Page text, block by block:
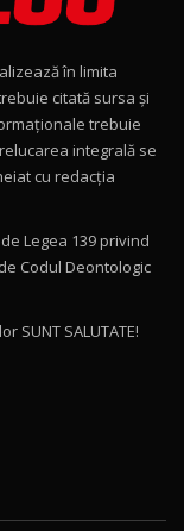
4MATIC+ / Test
AutoBlog.MD
AutoBlog.MD
întoarcă după el
în limita
citată sursa și
trebuie
integrală se
cu redacţia
Legea 139 privind
Codul Deontologic
SUNT SALUTATE!